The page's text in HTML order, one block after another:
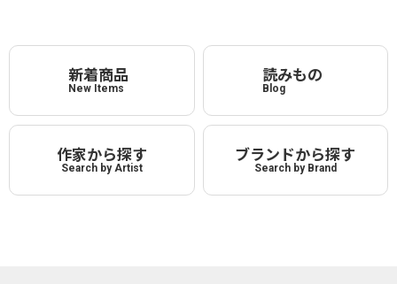
新着商品
New Items
読みもの
Blog
作家から探す
Search by Artist
ブランドから探す
Search by Brand